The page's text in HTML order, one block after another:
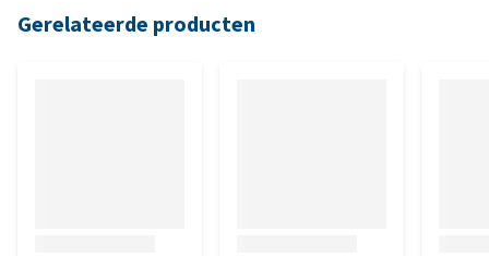
Gerelateerde producten